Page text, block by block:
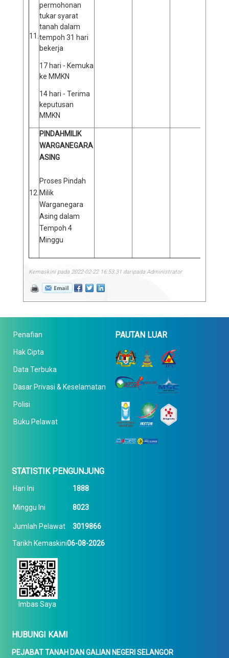
11.
permohonan
tukar syarat
tanah dalam
tempoh 31 hari
bekerja
17 hari - Kemuka
ke MMKN
14 hari - Terima
keputusan
MMKN
12.
PINDAHMILIK
WARGANEGARA
ASING
Proses Pindah
Milik
Warganegara
Asing dalam
Tempoh 4
Minggu
Kemaskini pada 2022-02-22 16:53:31 daripada Administrator
Penafian
Hak Cipta
Data Terbuka
Dasar Privasi & Keselamatan
Polisi
Buku Pelawat
PAUTAN LUAR
STATISTIK PENGUNJUNG
Hari Ini 1888
Minggu Ini 8023
Jumlah Pelawat 3019866
Tarikh Kemaskini06-08-2026
Imbas Saya
HUBUNGI KAMI
PEJABAT TANAH DAN GALIAN NEGERI SELANGOR